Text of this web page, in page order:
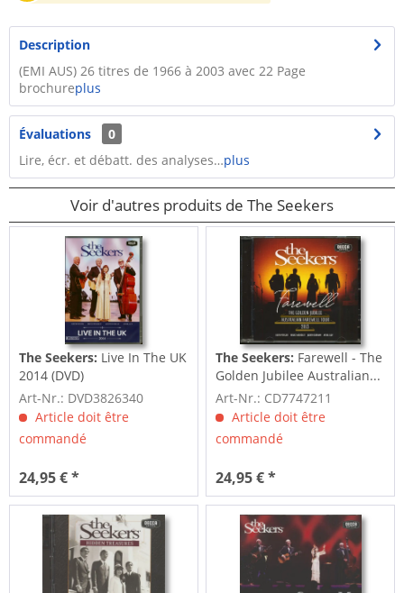
Description
(EMI AUS) 26 titres de 1966 à 2003 avec 22 Page
brochureplus
Évaluations
0
Lire, écr. et débatt. des analyses…plus
Voir d'autres produits de The Seekers
The Seekers: Live In The UK
2014 (DVD)
Art-Nr.: DVD3826340
Article doit être
commandé
24,95 € *
The Seekers: Farewell - The
Golden Jubilee Australian...
Art-Nr.: CD7747211
Article doit être
commandé
24,95 € *